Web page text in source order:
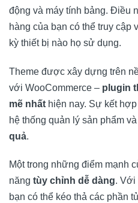
động và máy tính bảng. Điều
hàng của bạn có thể truy cập
kỳ thiết bị nào họ sử dụng.
Theme được xây dựng trên
với WooCommerce – plugin
mẽ nhất hiện nay. Sự kết
hệ thống quản lý sản phẩm
quả.
Một trong những điểm mạnh
năng tùy chỉnh dễ dàng. Với
bạn có thể kéo thả các phần